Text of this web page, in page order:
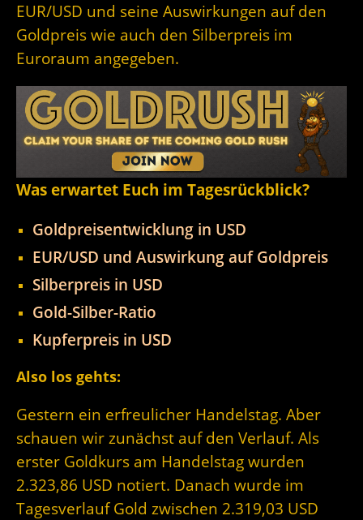
EUR/USD und seine Auswirkungen auf den
Goldpreis wie auch den Silberpreis im
Euroraum angegeben.
Was erwartet Euch im Tagesrückblick?
Goldpreisentwicklung in USD
EUR/USD und Auswirkung auf Goldpreis
Silberpreis in USD
Gold-Silber-Ratio
Kupferpreis in USD
Also los gehts:
Gestern ein erfreulicher Handelstag. Aber
schauen wir zunächst auf den Verlauf. Als
erster Goldkurs am Handelstag wurden
2.323,86 USD notiert. Danach wurde im
Tagesverlauf Gold zwischen 2.319,03 USD